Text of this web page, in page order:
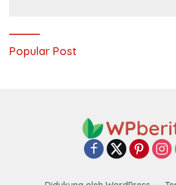
Popular Post